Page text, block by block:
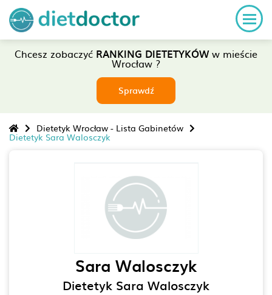
Chcesz zobaczyć RANKING DIETETYKÓWw mieście
Wrocław ?
Sprawdź
Dietetyk Wrocław - Lista Gabinetów
Dietetyk Sara Walosczyk
Sara Walosczyk
Dietetyk Sara Walosczyk